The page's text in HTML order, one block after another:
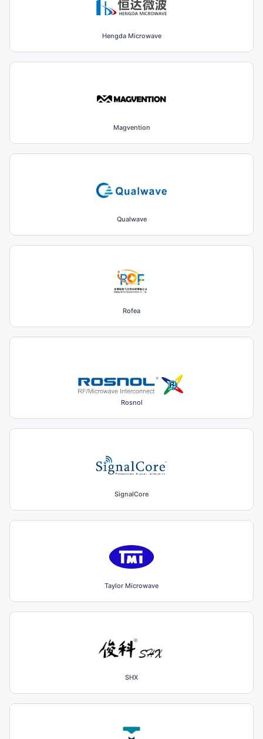
Hengda Microwave
Magvention
Qualwave
Rofea
Rosnol
SignalCore
Taylor Microwave
SHX